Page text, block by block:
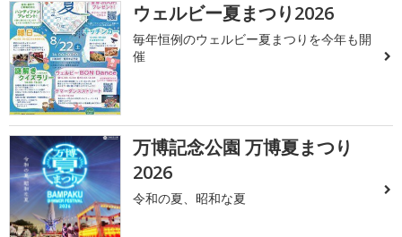
ウェルビー夏まつり2026
毎年恒例のウェルビー夏まつりを今年も開
催
万博記念公園 万博夏まつり
2026
令和の夏、昭和な夏